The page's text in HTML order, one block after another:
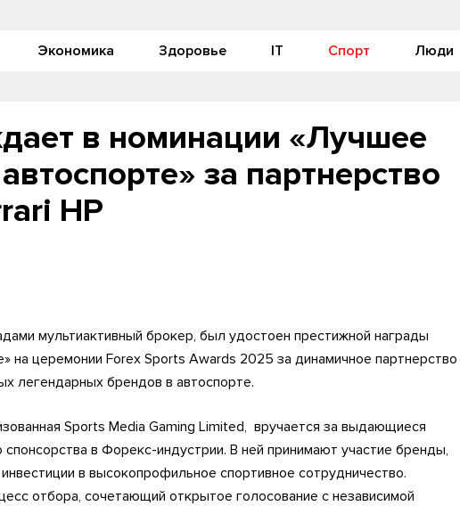
Экономика Здоровье IT Спорт Люди
в номинации «Лучшее
за партнерство
HP
мультиактивный брокер, был удостоен престижной награды
на церемонии Forex Sports Awards 2025 за динамичное партнерство
легендарных брендов в автоспорте.
Sports Media Gaming Limited, вручается за выдающиеся
в Форекс-индустрии. В ней принимают участие бренды,
в высокопрофильное спортивное сотрудничество.
отбора, сочетающий открытое голосование с независимой